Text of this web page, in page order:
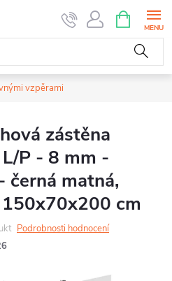
NÁKUPNÍ
KOŠÍK
vzpěrami
zástěna
P - 8 mm -
černá matná,
cm
Podrobnosti hodnocení